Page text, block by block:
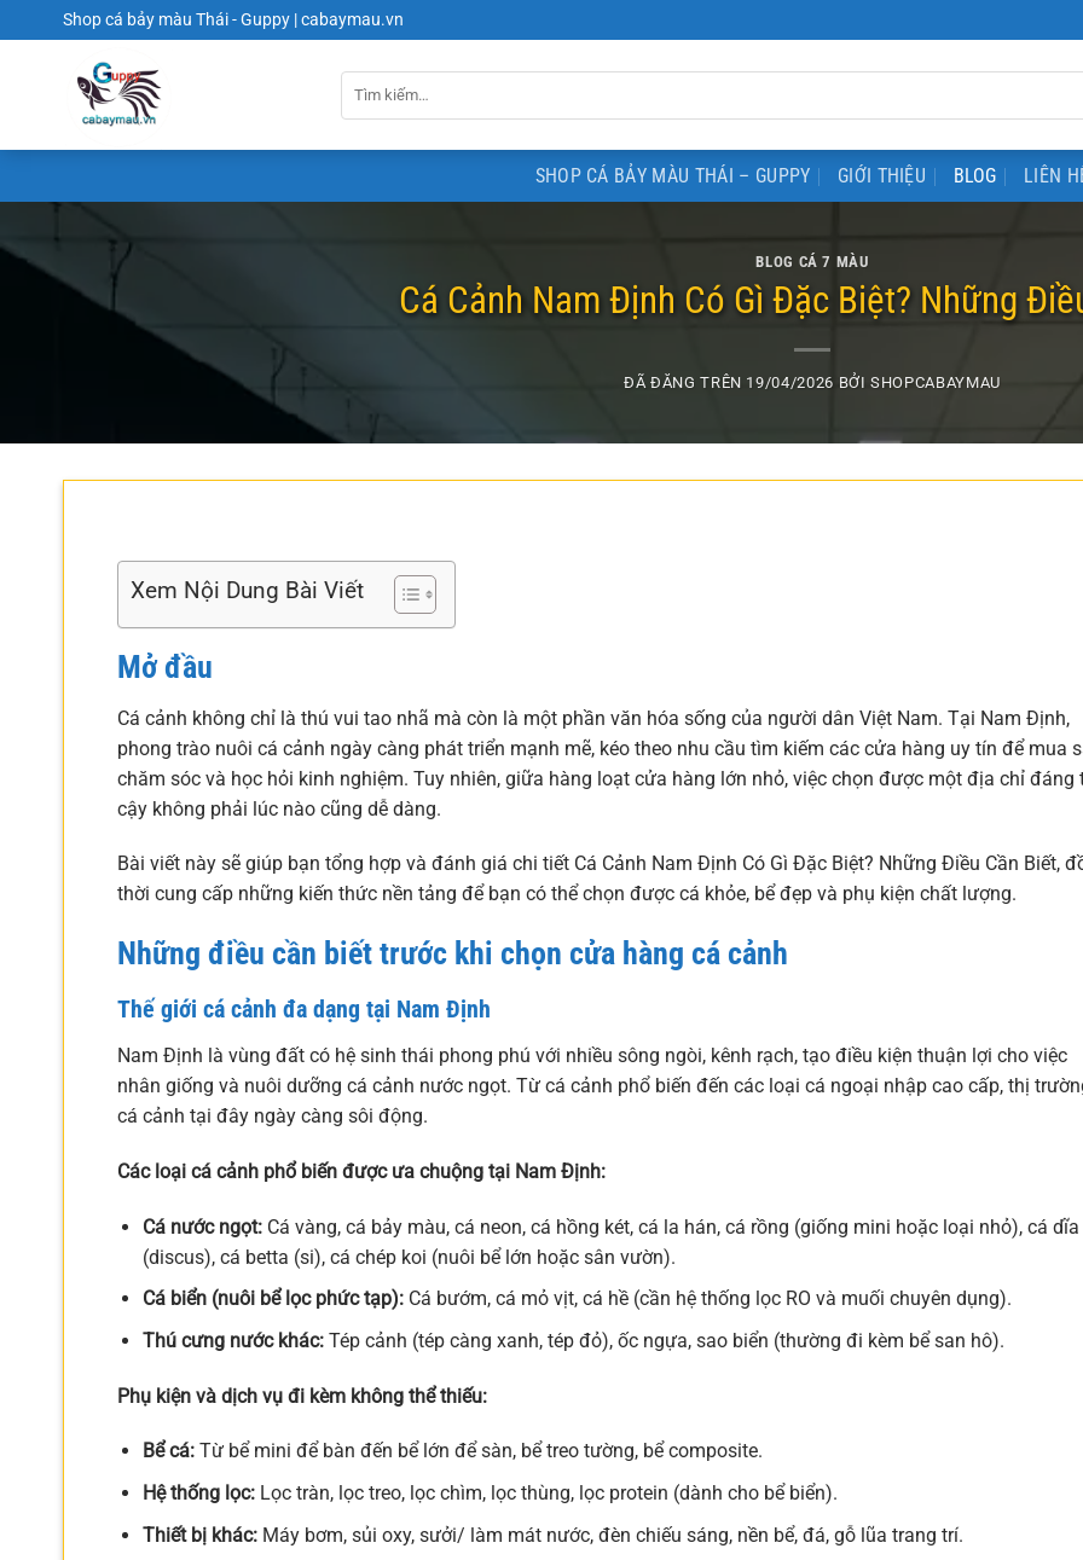
đến
Shop cá bảy màu Thái - Guppy | cabaymau.vn
SHOP CÁ BẢY MÀU THÁI – GUPPY GIỚI THIỆU BLOG LIÊN
BLOG CÁ 7 MÀU
Cá Cảnh Nam Định Có Gì Đặc Biệt? Những
ĐÃ ĐĂNG TRÊN 19/04/2026 BỞISHOPCABAYMAU
Xem Nội Dung Bài Viết
Mở đầu
Cá cảnh không chỉ là thú vui tao nhã mà còn là một phần văn hóa sống của người dân Việt Nam. Tại Nam Định,
phong trào nuôi cá cảnh ngày càng phát triển mạnh mẽ, kéo theo nhu cầu tìm kiếm các cửa hàng uy tín để mua
chăm sóc và học hỏi kinh nghiệm. Tuy nhiên, giữa hàng loạt cửa hàng lớn nhỏ, việc chọn được một địa chỉ đáng
cậy không phải lúc nào cũng dễ dàng.
Bài viết này sẽ giúp bạn tổng hợp và đánh giá chi tiết Cá Cảnh Nam Định Có Gì Đặc Biệt? Những Điều Cần Biết,
thời cung cấp những kiến thức nền tảng để bạn có thể chọn được cá khỏe, bể đẹp và phụ kiện chất lượng.
Những điều cần biết trước khi chọn cửa hàng cá cảnh
Thế giới cá cảnh đa dạng tại Nam Định
Nam Định là vùng đất có hệ sinh thái phong phú với nhiều sông ngòi, kênh rạch, tạo điều kiện thuận lợi cho việc
nhân giống và nuôi dưỡng cá cảnh nước ngọt. Từ cá cảnh phổ biến đến các loại cá ngoại nhập cao cấp, thị
cá cảnh tại đây ngày càng sôi động.
Các loại cá cảnh phổ biến được ưa chuộng tại Nam Định:
Cá nước ngọt:Cá vàng, cá bảy màu, cá neon, cá hồng két, cá la hán, cá rồng (giống mini hoặc loại nhỏ), cá dĩa
(discus), cá betta (si), cá chép koi (nuôi bể lớn hoặc sân vườn).
Cá biển (nuôi bể lọc phức tạp):Cá bướm, cá mỏ vịt, cá hề (cần hệ thống lọc RO và muối chuyên dụng).
Thú cưng nước khác:Tép cảnh (tép càng xanh, tép đỏ), ốc ngựa, sao biển (thường đi kèm bể san hô).
Phụ kiện và dịch vụ đi kèm không thể thiếu:
Bể cá:Từ bể mini để bàn đến bể lớn để sàn, bể treo tường, bể composite.
Hệ thống lọc:Lọc tràn, lọc treo, lọc chìm, lọc thùng, lọc protein (dành cho bể biển).
Thiết bị khác:Máy bơm, sủi oxy, sưởi/ làm mát nước, đèn chiếu sáng, nền bể, đá, gỗ lũa trang trí.